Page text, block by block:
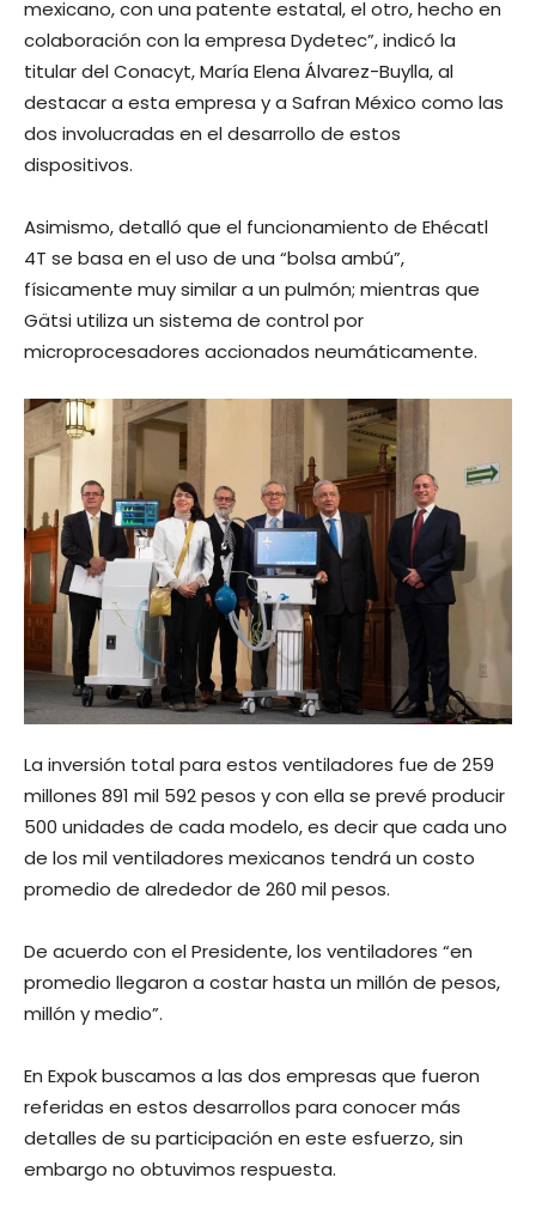
mexicano, con una patente estatal, el otro, hecho en
colaboración con la empresa Dydetec”, indicó la
titular del Conacyt, María Elena Álvarez-Buylla, al
destacar a esta empresa y a Safran México como las
dos involucradas en el desarrollo de estos
dispositivos.
Asimismo, detalló que el funcionamiento de Ehécatl
4T se basa en el uso de una “bolsa ambú”,
físicamente muy similar a un pulmón; mientras que
Gätsi utiliza un sistema de control por
microprocesadores accionados neumáticamente.
La inversión total para estos ventiladores fue de 259
millones 891 mil 592 pesos y con ella se prevé producir
500 unidades de cada modelo, es decir que cada uno
de los mil ventiladores mexicanos tendrá un costo
promedio de alrededor de 260 mil pesos.
De acuerdo con el Presidente, los ventiladores “en
promedio llegaron a costar hasta un millón de pesos,
millón y medio”.
En Expok buscamos a las dos empresas que fueron
referidas en estos desarrollos para conocer más
detalles de su participación en este esfuerzo, sin
embargo no obtuvimos respuesta.